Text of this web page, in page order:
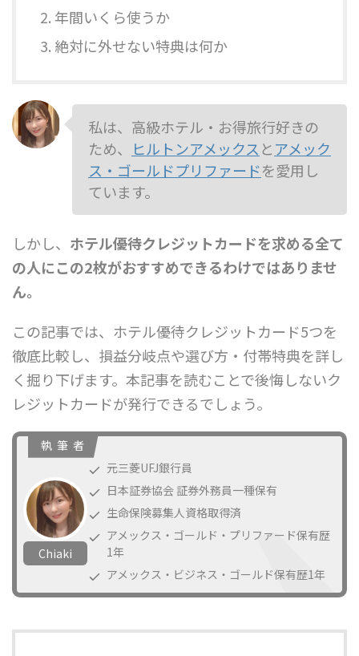
年間いくら使うか
絶対に外せない特典は何か
私は、高級ホテル・お得旅行好きの
ため、
ヒルトンアメックスとアメック
ス・ゴールドプリファードを愛用し
ています。
しかし、 ホテル優待クレジットカードを求める全て
の人にこの2枚がおすすめできるわけではありませ
ん。
この記事では、ホテル優待クレジットカード5つを
徹底比較し、損益分岐点や選び方・付帯特典を詳し
く掘り下げます。本記事を読むことで後悔しないク
レジットカードが発行できるでしょう。
執 筆 者
Chiaki
元三菱UFJ銀行員
日本証券協会 証券外務員一種保有
生命保険募集人資格取得済
アメックス・ゴールド・プリファード保有歴
1年
アメックス・ビジネス・ゴールド保有歴1年